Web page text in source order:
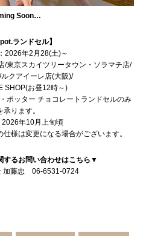
Soon…
ランドセル】
2026年2月28(土)～
/東京スカイツリータウン・ソラマチ店/
クアイーレ店(大阪)/
SHOP(お昼12時～)
ポッター チョコレートランドセルのみ
承ります。
2026年10月上旬頃
様は変更になる場合がございます。
するお問い合わせはこちら▼
加藤忠 06-6531-0724